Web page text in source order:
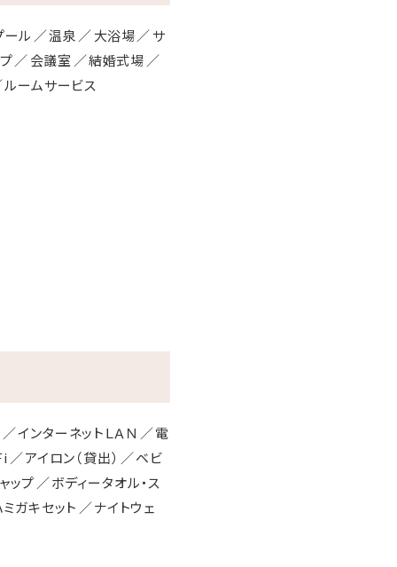
ル 温泉 大浴場
サ
会議室
結婚式場
ルームサービス
インターネットＬＡＮ
電
アイロン（貸出）
ベビ
ップ
ボディータオル・ス
ミガキセット
ナイトウェ